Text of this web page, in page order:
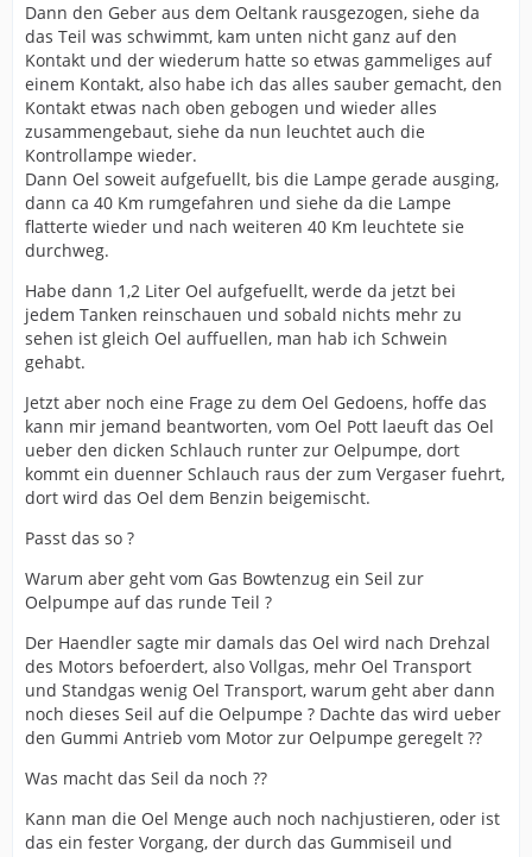
Dann den Geber aus dem Oeltank rausgezogen, siehe da
das Teil was schwimmt, kam unten nicht ganz auf den
Kontakt und der wiederum hatte so etwas gammeliges auf
einem Kontakt, also habe ich das alles sauber gemacht, den
Kontakt etwas nach oben gebogen und wieder alles
zusammengebaut, siehe da nun leuchtet auch die
Kontrollampe wieder.
Dann Oel soweit aufgefuellt, bis die Lampe gerade ausging,
dann ca 40 Km rumgefahren und siehe da die Lampe
flatterte wieder und nach weiteren 40 Km leuchtete sie
durchweg.
Habe dann 1,2 Liter Oel aufgefuellt, werde da jetzt bei
jedem Tanken reinschauen und sobald nichts mehr zu
sehen ist gleich Oel auffuellen, man hab ich Schwein
gehabt.
Jetzt aber noch eine Frage zu dem Oel Gedoens, hoffe das
kann mir jemand beantworten, vom Oel Pott laeuft das Oel
ueber den dicken Schlauch runter zur Oelpumpe, dort
kommt ein duenner Schlauch raus der zum Vergaser fuehrt,
dort wird das Oel dem Benzin beigemischt.
Passt das so ?
Warum aber geht vom Gas Bowtenzug ein Seil zur
Oelpumpe auf das runde Teil ?
Der Haendler sagte mir damals das Oel wird nach Drehzal
des Motors befoerdert, also Vollgas, mehr Oel Transport
und Standgas wenig Oel Transport, warum geht aber dann
noch dieses Seil auf die Oelpumpe ? Dachte das wird ueber
den Gummi Antrieb vom Motor zur Oelpumpe geregelt ??
Was macht das Seil da noch ??
Kann man die Oel Menge auch noch nachjustieren, oder ist
das ein fester Vorgang, der durch das Gummiseil und